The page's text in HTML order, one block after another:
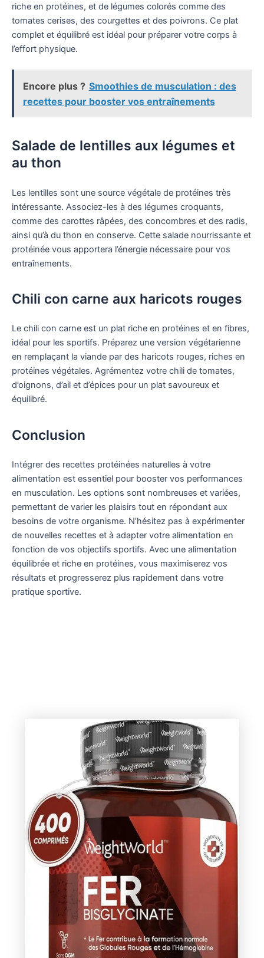
riche en protéines, et de légumes colorés comme des
tomates cerises, des courgettes et des poivrons. Ce plat
complet et équilibré est idéal pour préparer votre corps à
l’effort physique.
Encore plus ? Smoothies de musculation : des
recettes pour booster vos entraînements
Salade de lentilles aux légumes et
au thon
Les lentilles sont une source végétale de protéines très
intéressante. Associez-les à des légumes croquants,
comme des carottes râpées, des concombres et des radis,
ainsi qu’à du thon en conserve. Cette salade nourrissante et
protéinée vous apportera l’énergie nécessaire pour vos
entraînements.
Chili con carne aux haricots rouges
Le chili con carne est un plat riche en protéines et en fibres,
idéal pour les sportifs. Préparez une version végétarienne
en remplaçant la viande par des haricots rouges, riches en
protéines végétales. Agrémentez votre chili de tomates,
d’oignons, d’ail et d’épices pour un plat savoureux et
équilibré.
Conclusion
Intégrer des recettes protéinées naturelles à votre
alimentation est essentiel pour booster vos performances
en musculation. Les options sont nombreuses et variées,
permettant de varier les plaisirs tout en répondant aux
besoins de votre organisme. N’hésitez pas à expérimenter
de nouvelles recettes et à adapter votre alimentation en
fonction de vos objectifs sportifs. Avec une alimentation
équilibrée et riche en protéines, vous maximiserez vos
résultats et progresserez plus rapidement dans votre
pratique sportive.